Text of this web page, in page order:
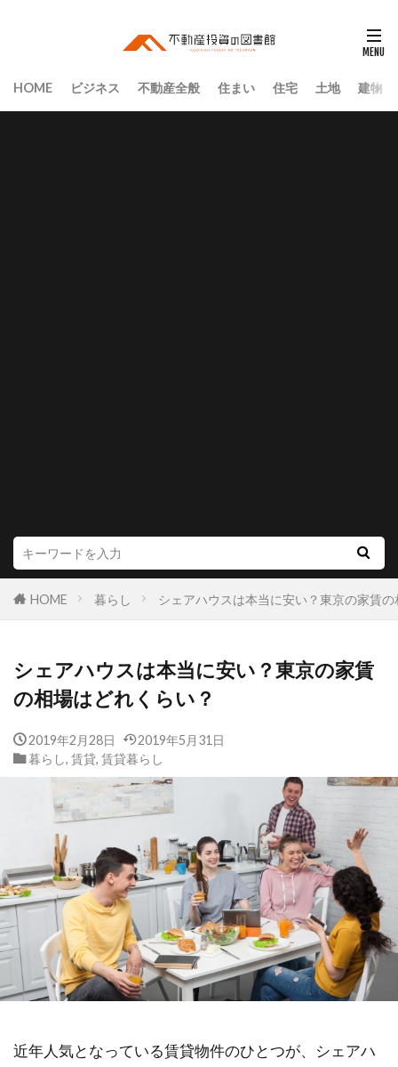
HOME ビジネス 不動産全般 住まい 住宅 土地 建物
HOME 暮らし シェアハウスは本当に安い？東京の家賃
シェアハウスは本当に安い？東京の家賃
の相場はどれくらい？
2019年2月28日
2019年5月31日
暮らし, 賃貸, 賃貸暮らし
近年人気となっている賃貸物件のひとつが、シェアハ